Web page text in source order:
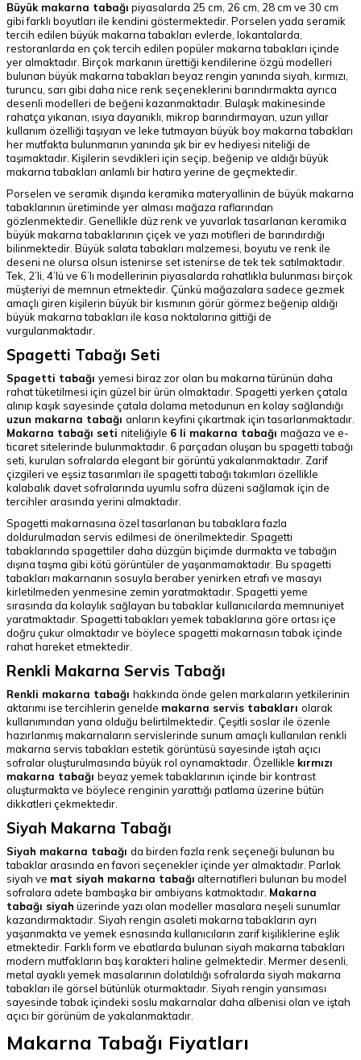
Büyük makarna tabağı piyasalarda 25 cm, 26 cm, 28 cm ve 30 cm
gibi farklı boyutları ile kendini göstermektedir. Porselen yada seramik
tercih edilen büyük makarna tabakları evlerde, lokantalarda,
restoranlarda en çok tercih edilen popüler makarna tabakları içinde
yer almaktadır. Birçok markanın ürettiği kendilerine özgü modelleri
bulunan büyük makarna tabakları beyaz rengin yanında siyah, kırmızı,
turuncu, sarı gibi daha nice renk seçeneklerini barındırmakta ayrıca
desenli modelleri de beğeni kazanmaktadır. Bulaşık makinesinde
rahatça yıkanan, ısıya dayanıklı, mikrop barındırmayan, uzun yıllar
kullanım özelliği taşıyan ve leke tutmayan büyük boy makarna tabakları
her mutfakta bulunmanın yanında şık bir ev hediyesi niteliği de
taşımaktadır. Kişilerin sevdikleri için seçip, beğenip ve aldığı büyük
makarna tabakları anlamlı bir hatıra yerine de geçmektedir.
Porselen ve seramik dışında keramika materyallinin de büyük makarna
tabaklarının üretiminde yer alması mağaza raflarından
gözlenmektedir. Genellikle düz renk ve yuvarlak tasarlanan keramika
büyük makarna tabaklarının çiçek ve yazı motifleri de barındırdığı
bilinmektedir. Büyük salata tabakları malzemesi, boyutu ve renk ile
deseni ne olursa olsun istenirse set istenirse de tek tek satılmaktadır.
Tek, 2’li, 4’lü ve 6’lı modellerinin piyasalarda rahatlıkla bulunması birçok
müşteriyi de memnun etmektedir. Çünkü mağazalara sadece gezmek
amaçlı giren kişilerin büyük bir kısmının görür görmez beğenip aldığı
büyük makarna tabakları ile kasa noktalarına gittiği de
vurgulanmaktadır.
Spagetti Tabağı Seti
Spagetti tabağı yemesi biraz zor olan bu makarna türünün daha
rahat tüketilmesi için güzel bir ürün olmaktadır. Spagetti yerken çatala
alınıp kaşık sayesinde çatala dolama metodunun en kolay sağlandığı
uzun makarna tabağı anların keyfini çıkartmak için tasarlanmaktadır.
Makarna tabağı seti niteliğiyle 6 li makarna tabağı mağaza ve e-
ticaret sitelerinde bulunmaktadır. 6 parçadan oluşan bu spagetti tabağı
seti, kurulan sofralarda elegant bir görüntü yakalanmaktadır. Zarif
çizgileri ve eşsiz tasarımları ile spagetti tabağı takımları özellikle
kalabalık davet sofralarında uyumlu sofra düzeni sağlamak için de
tercihler arasında yerini almaktadır.
Spagetti makarnasına özel tasarlanan bu tabaklara fazla
doldurulmadan servis edilmesi de önerilmektedir. Spagetti
tabaklarında spagettiler daha düzgün biçimde durmakta ve tabağın
dışına taşma gibi kötü görüntüler de yaşanmamaktadır. Bu spagetti
tabakları makarnanın sosuyla beraber yenirken etrafı ve masayı
kirletilmeden yenmesine zemin yaratmaktadır. Spagetti yeme
sırasında da kolaylık sağlayan bu tabaklar kullanıcılarda memnuniyet
yaratmaktadır. Spagetti tabakları yemek tabaklarına göre ortası içe
doğru çukur olmaktadır ve böylece spagetti makarnasın tabak içinde
rahat hareket etmektedir.
Renkli Makarna Servis Tabağı
Renkli makarna tabağı hakkında önde gelen markaların yetkilerinin
aktarımı ise tercihlerin genelde makarna servis tabakları olarak
kullanımından yana olduğu belirtilmektedir. Çeşitli soslar ile özenle
hazırlanmış makarnaların servislerinde sunum amaçlı kullanılan renkli
makarna servis tabakları estetik görüntüsü sayesinde iştah açıcı
sofralar oluşturulmasında büyük rol oynamaktadır. Özellikle kırmızı
makarna tabağı beyaz yemek tabaklarının içinde bir kontrast
oluşturmakta ve böylece renginin yarattığı patlama üzerine bütün
dikkatleri çekmektedir.
Siyah Makarna Tabağı
Siyah makarna tabağı da birden fazla renk seçeneği bulunan bu
tabaklar arasında en favori seçenekler içinde yer almaktadır. Parlak
siyah ve mat siyah makarna tabağı alternatifleri bulunan bu model
sofralara adete bambaşka bir ambiyans katmaktadır. Makarna
tabağı siyah üzerinde yazı olan modeller masalara neşeli sunumlar
kazandırmaktadır. Siyah rengin asaleti makarna tabakların ayrı
yaşanmakta ve yemek esnasında kullanıcıların zarif kişiliklerine eşlik
etmektedir. Farklı form ve ebatlarda bulunan siyah makarna tabakları
modern mutfakların baş karakteri haline gelmektedir. Mermer desenli,
metal ayaklı yemek masalarının dolatıldığı sofralarda siyah makarna
tabakları ile görsel bütünlük oturmaktadır. Siyah rengin yansıması
sayesinde tabak içindeki soslu makarnalar daha albenisi olan ve iştah
açıcı bir görünüm de yakalanmaktadır.
Makarna Tabağı Fiyatları